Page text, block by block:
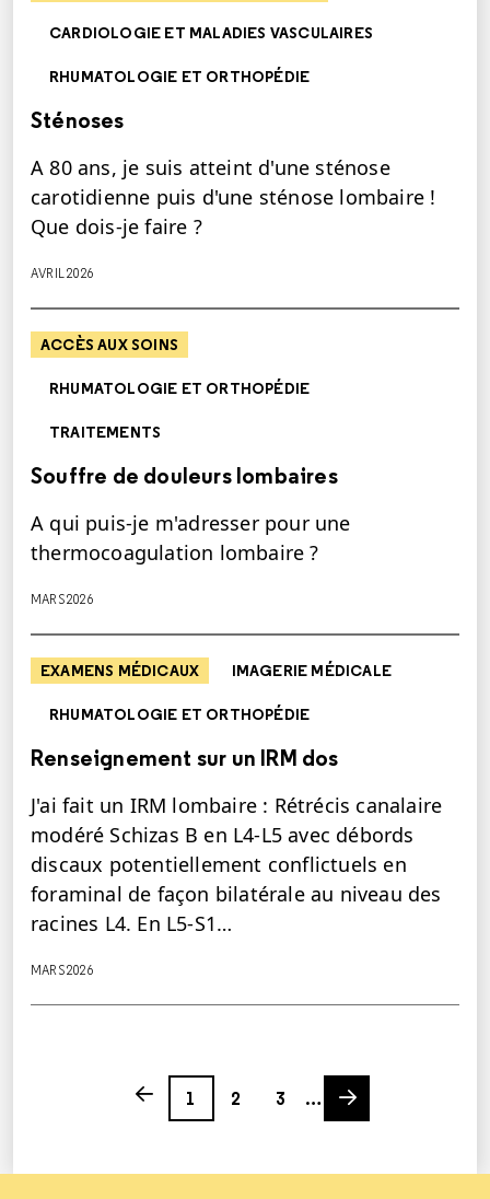
CARDIOLOGIE ET MALADIES VASCULAIRES
RHUMATOLOGIE ET ORTHOPÉDIE
Sténoses
A 80 ans, je suis atteint d'une sténose
carotidienne puis d'une sténose lombaire !
Que dois-je faire ?
AVRIL 2026
ACCÈS AUX SOINS
RHUMATOLOGIE ET ORTHOPÉDIE
TRAITEMENTS
Souffre de douleurs lombaires
A qui puis-je m'adresser pour une
thermocoagulation lombaire ?
MARS 2026
EXAMENS MÉDICAUX IMAGERIE MÉDICALE
RHUMATOLOGIE ET ORTHOPÉDIE
Renseignement sur un IRM dos
J'ai fait un IRM lombaire : Rétrécis canalaire
modéré Schizas B en L4-L5 avec débords
discaux potentiellement conflictuels en
foraminal de façon bilatérale au niveau des
racines L4. En L5-S1…
MARS 2026
Previous page
Page
1
Page
2
3
…
Next page